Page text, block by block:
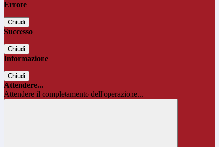
Errore
Chiudi
Successo
Chiudi
Informazione
Chiudi
Attendere...
Attendere il completamento dell'operazione...